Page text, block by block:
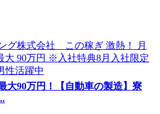
大90万円！【自動車の製造】寮